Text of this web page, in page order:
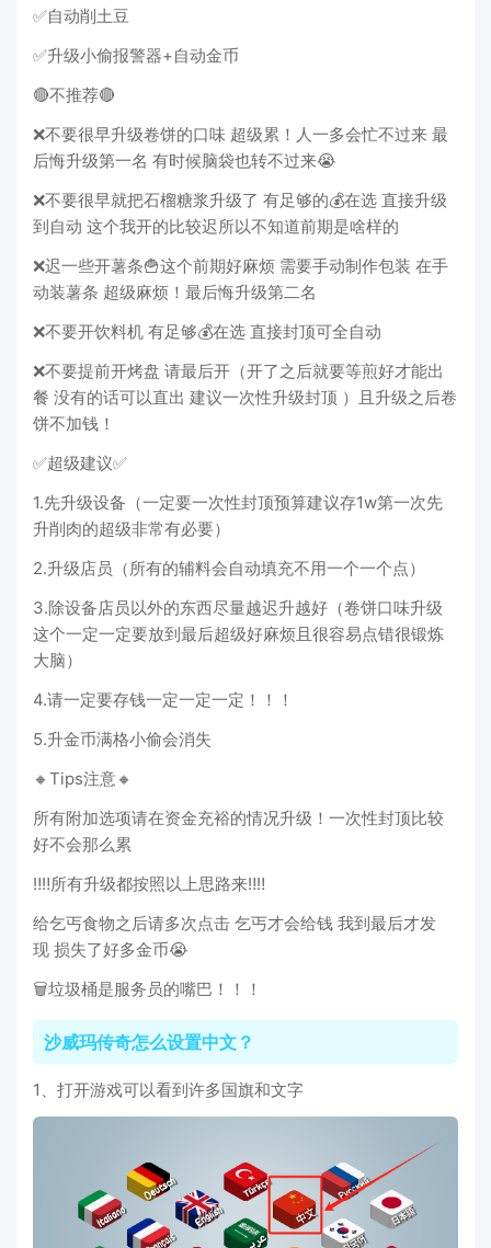
✅自动削土豆
✅升级小偷报警器+自动金币
🔴不推荐🔴
❌不要很早升级卷饼的口味 超级累！人一多会忙不过来 最
后悔升级第一名 有时候脑袋也转不过来😭
❌不要很早就把石榴糖浆升级了 有足够的💰在选 直接升级
到自动 这个我开的比较迟所以不知道前期是啥样的
❌迟一些开薯条🍟这个前期好麻烦 需要手动制作包装 在手
动装薯条 超级麻烦！最后悔升级第二名
❌不要开饮料机 有足够💰在选 直接封顶可全自动
❌不要提前开烤盘 请最后开（开了之后就要等煎好才能出
餐 没有的话可以直出 建议一次性升级封顶 ）且升级之后卷
饼不加钱！
✅超级建议✅
1.先升级设备（一定要一次性封顶预算建议存1w第一次先
升削肉的超级非常有必要）
2.升级店员（所有的辅料会自动填充不用一个一个点）
3.除设备店员以外的东西尽量越迟升越好（卷饼口味升级
这个一定一定要放到最后超级好麻烦且很容易点错很锻炼
大脑）
4.请一定要存钱一定一定一定！！！
5.升金币满格小偷会消失
🔸Tips注意🔸
所有附加选项请在资金充裕的情况升级！一次性封顶比较
好不会那么累
‼️‼️所有升级都按照以上思路来‼️‼️
给乞丐食物之后请多次点击 乞丐才会给钱 我到最后才发
现 损失了好多金币😭
🗑️垃圾桶是服务员的嘴巴！！！
沙威玛传奇怎么设置中文？
1、打开游戏可以看到许多国旗和文字